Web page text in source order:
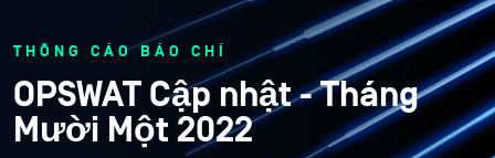
THÔNG CÁO BÁO CHÍ
OPSWAT Cập nhật - Tháng
Mười Một 2022